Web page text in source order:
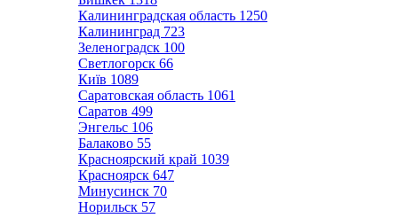
Калининградская область 1250
Калининград 723
Зеленоградск 100
Светлогорск 66
Київ 1089
Саратовская область 1061
Саратов 499
Энгельс 106
Балаково 55
Красноярский край 1039
Красноярск 647
Минусинск 70
Норильск 57